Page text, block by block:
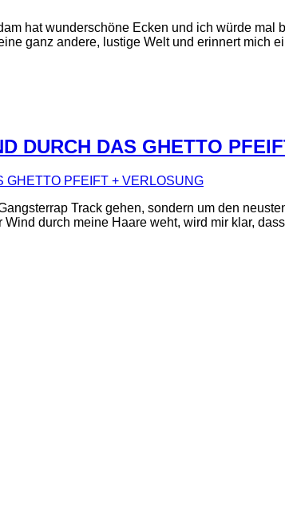
hat wunderschöne Ecken und ich würde
ganz andere, lustige Welt und erinnert
DURCH DAS GHETTO
Track gehen, sondern um den
durch meine Haare weht, wird mir klar,